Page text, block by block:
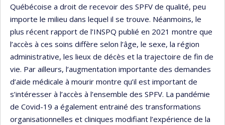
Québécoise a droit de recevoir des SPFV de qualité, peu
importe le milieu dans lequel il se trouve. Néanmoins, le
plus récent rapport de l’INSPQ publié en 2021 montre que
l’accès à ces soins diffère selon l’âge, le sexe, la région
administrative, les lieux de décès et la trajectoire de fin de
vie. Par ailleurs, l’augmentation importante des demandes
d’aide médicale à mourir montre qu’il est important de
s’intéresser à l’accès à l’ensemble des SPFV. La pandémie
de Covid-19 a également entrainé des transformations
organisationnelles et cliniques modifiant l’expérience de la